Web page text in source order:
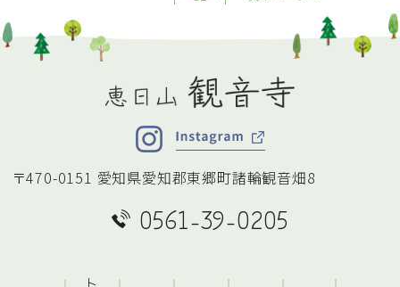
〒470-0151 愛知県愛知郡東郷町諸輪観音畑8
0561-39-0205